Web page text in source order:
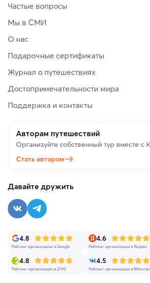
Частые вопросы
Мы в СМИ
О нас
Подарочные сертификаты
Журнал о путешествиях
Достопримечательности мира
Поддержка и контакты
Авторам путешествий
Организуйте собственный тур вместе с
Стать автором
Давайте дружить
4.8
Рейтинг организации в Google
4.6
Рейтинг организации в Яндекс
4.8
Рейтинг организации в 2ГИС
4.5
Рейтинг организации в